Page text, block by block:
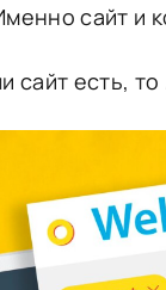
сайт и
сайт есть, то